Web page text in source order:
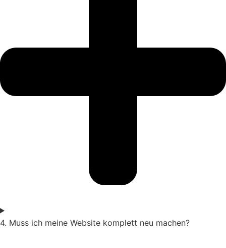
4. Muss ich meine Website komplett neu machen?